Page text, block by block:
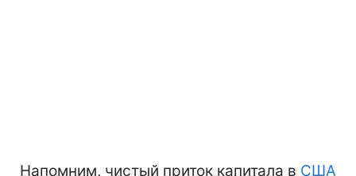
Напомним, чистый приток капитала в США